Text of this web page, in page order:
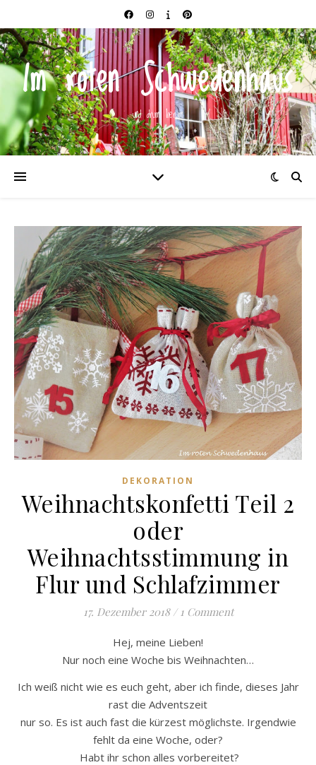
Im roten Schwedenhaus
und drum herum
DEKORATION
Weihnachtskonfetti Teil 2
oder
Weihnachtsstimmung in
Flur und Schlafzimmer
17. Dezember 2018 / 1 Comment
Hej, meine Lieben!
Nur noch eine Woche bis Weihnachten…
Ich weiß nicht wie es euch geht, aber ich finde, dieses Jahr
rast die Adventszeit
nur so. Es ist auch fast die kürzest möglichste. Irgendwie
fehlt da eine Woche, oder?
Habt ihr schon alles vorbereitet?